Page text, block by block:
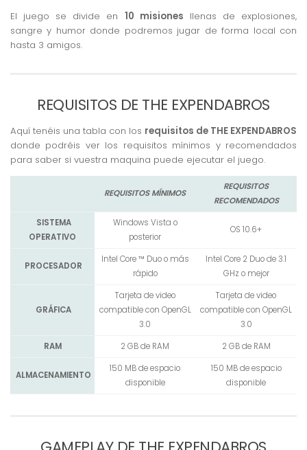
El juego se divide en 10 misiones llenas de explosiones,
sangre y humor donde podremos jugar de forma local con
hasta 3 amigos.
REQUISITOS DE THE EXPENDABROS
Aquí tenéis una tabla con los requisitos de THE EXPENDABROS
donde podréis ver los requisitos mínimos y recomendados
para saber si vuestra maquina puede ejecutar el juego.
REQUISITOS MÍNIMOS
REQUISITOS
RECOMENDADOS
SISTEMA
OPERATIVO
Windows Vista o
posterior
OS 10.6+
PROCESADOR
Intel Core ™ Duo o más
rápido
Intel Core 2 Duo de 3.1
GHz o mejor
GRÁFICA
Tarjeta de video
compatible con OpenGL
3.0
Tarjeta de video
compatible con OpenGL
3.0
RAM
2 GB de RAM 2 GB de RAM
ALMACENAMIENTO
150 MB de espacio
disponible
150 MB de espacio
disponible